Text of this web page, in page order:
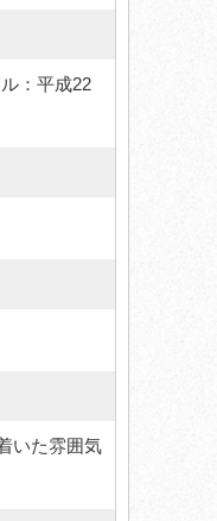
：平成22
いた雰囲気